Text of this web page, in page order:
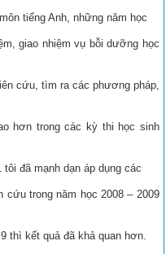
tiếng Anh, những năm học
giao nhiệm vụ bỗi dưỡng học
cứu, tìm ra các phương pháp,
hơn trong các kỳ thi học sinh
tôi đã mạnh dạn áp dụng các
cứu trong năm học 2008 – 2009
thì kết quả đã khả quan hơn.